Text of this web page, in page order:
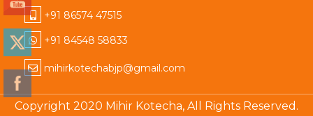
+91 86574 47515
+91 84548 58833
mihirkotechabjp@gmail.com
Copyright 2020 Mihir Kotecha, All Rights Reserved.